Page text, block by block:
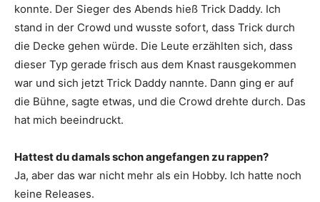
konnte. Der Sieger des Abends hieß Trick Daddy. Ich
stand in der Crowd und wusste sofort, dass Trick durch
die Decke gehen würde. Die Leute erzählten sich, dass
dieser Typ gerade frisch aus dem Knast rausgekommen
war und sich jetzt Trick Daddy nannte. Dann ging er auf
die Bühne, sagte etwas, und die Crowd drehte durch. Das
hat mich beeindruckt.
Hattest du damals schon angefangen zu rappen?
Ja, aber das war nicht mehr als ein Hobby. Ich hatte noch
keine Releases.